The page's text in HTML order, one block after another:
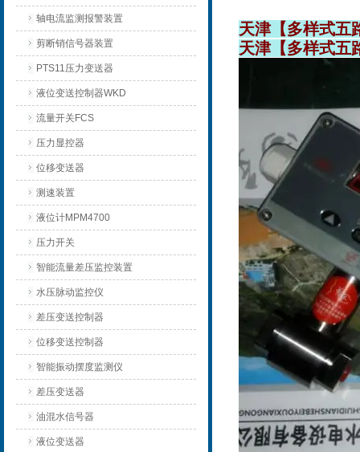
轴电流监测报警装置
剪断销信号器装置
PTS11压力变送器
液位变送控制器WKD
流量开关FCS
压力显控器
位移变送器
测速装置
液位计MPM4700
压力开关
智能流量差压监控装置
水压脉动监控仪
差压变送控制器
位移变送控制器
智能振动摆度监测仪
差压变送器
油混水信号器
液位变送器
天津【多样式五
天津【多样式五